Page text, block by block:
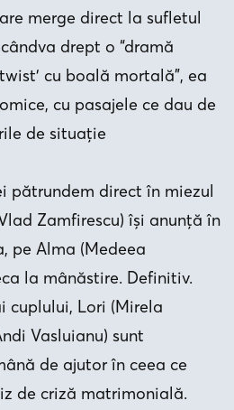
merge direct la sufletul
drept o “dramă
cu boală mortală”, ea
cu pasajele ce dau de
de situaţie
pătrundem direct în miezul
Zamfirescu) îşi anunţă în
pe Alma (Medeea
la mânăstire. Definitiv.
cuplului, Lori (Mirela
Vasluianu) sunt
de ajutor în ceea ce
de criză matrimonială.